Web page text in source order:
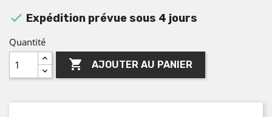
 Expédition prévue sous 4 jours
Quantité
 AJOUTER AU PANIER